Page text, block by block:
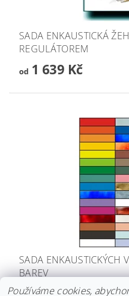
SADA ENKAUSTICKÁ
REGULÁTOREM
od1 639 Kč
SADA ENKAUSTICKÝCH
BAREV
Používáme cookies,